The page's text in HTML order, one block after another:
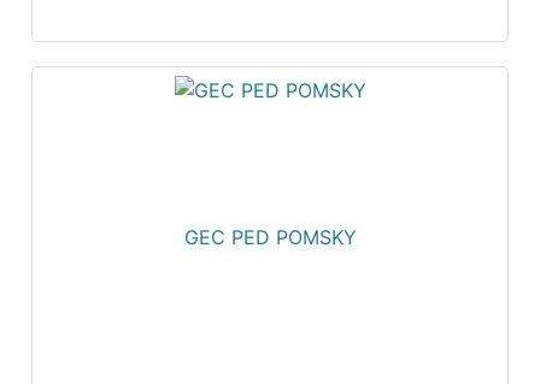
GEC PED POMSKY